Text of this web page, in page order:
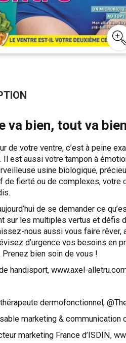
va bien, tout va
de votre ventre, c’est à peine
est aussi votre tampon à
usine biologique,
de fierté ou de complexes,
de se demander ce
sur les multiples vertus et défis
nous aussi vous faire
d’urgence vos besoins en
bien soin de vous !
handisport, www.axel-
dermofonctionnel,
marketing & communication
marketing France d’ISDIN,